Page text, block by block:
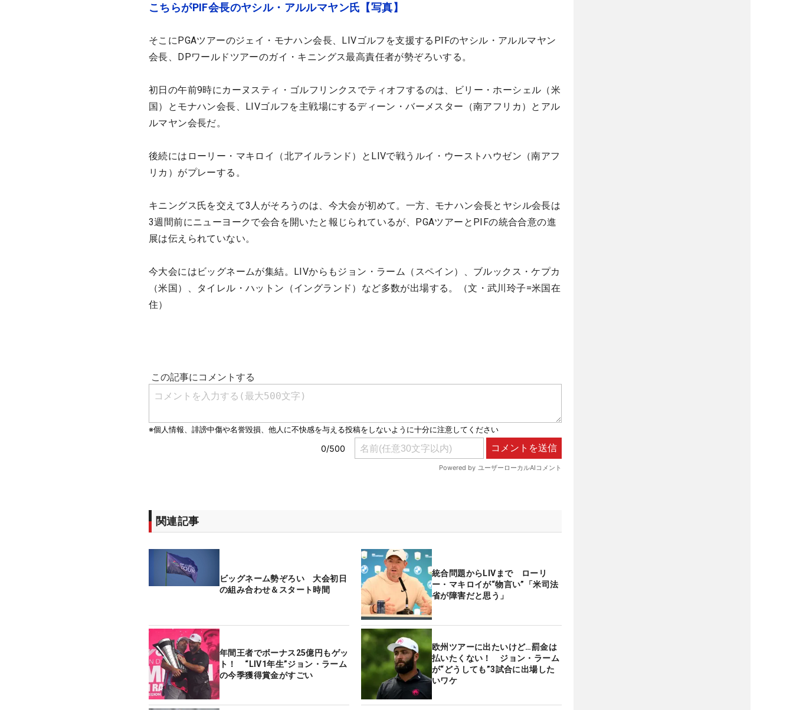
こちらがPIF会長のヤシル・アルルマヤン氏【写真】
そこにPGAツアーのジェイ・モナハン会長、LIVゴルフを支援するPIFのヤシル・アルルマヤン
会長、DPワールドツアーのガイ・キニングス最高責任者が勢ぞろいする。
初日の午前9時にカーヌスティ・ゴルフリンクスでティオフするのは、ビリー・ホーシェル（米
国）とモナハン会長、LIVゴルフを主戦場にするディーン・バーメスター（南アフリカ）とアル
ルマヤン会長だ。
後続にはローリー・マキロイ（北アイルランド）とLIVで戦うルイ・ウーストハウゼン（南アフ
リカ）がプレーする。
キニングス氏を交えて3人がそろうのは、今大会が初めて。一方、モナハン会長とヤシル会長は
3週間前にニューヨークで会合を開いたと報じられているが、PGAツアーとPIFの統合合意の進
展は伝えられていない。
今大会にはビッグネームが集結。LIVからもジョン・ラーム（スペイン）、ブルックス・ケプカ
（米国）、タイレル・ハットン（イングランド）など多数が出場する。（文・武川玲子=米国在
住）
関連記事
ビッグネーム勢ぞろい 大会初日
の組み合わせ＆スタート時間
統合問題からLIVまで ローリ
ー・マキロイが“物言い”「米司法
省が障害だと思う」
年間王者でボーナス25億円もゲッ
ト！ “LIV1年生”ジョン・ラーム
の今季獲得賞金がすごい
欧州ツアーに出たいけど…罰金は
払いたくない！ ジョン・ラーム
が“どうしても”3試合に出場した
いワケ